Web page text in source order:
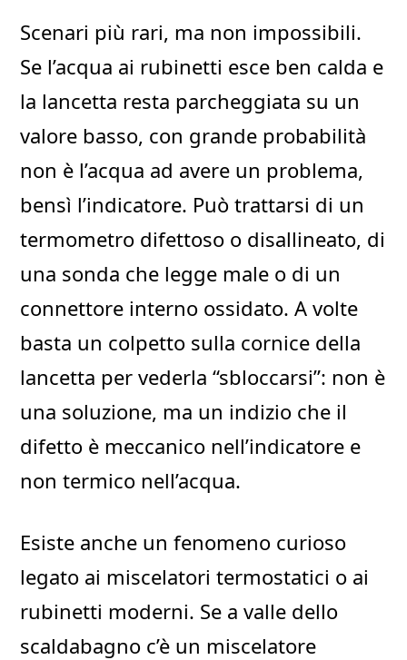
Scenari più rari, ma non impossibili.
Se l’acqua ai rubinetti esce ben calda e
la lancetta resta parcheggiata su un
valore basso, con grande probabilità
non è l’acqua ad avere un problema,
bensì l’indicatore. Può trattarsi di un
termometro difettoso o disallineato, di
una sonda che legge male o di un
connettore interno ossidato. A volte
basta un colpetto sulla cornice della
lancetta per vederla “sbloccarsi”: non è
una soluzione, ma un indizio che il
difetto è meccanico nell’indicatore e
non termico nell’acqua.
Esiste anche un fenomeno curioso
legato ai miscelatori termostatici o ai
rubinetti moderni. Se a valle dello
scaldabagno c’è un miscelatore